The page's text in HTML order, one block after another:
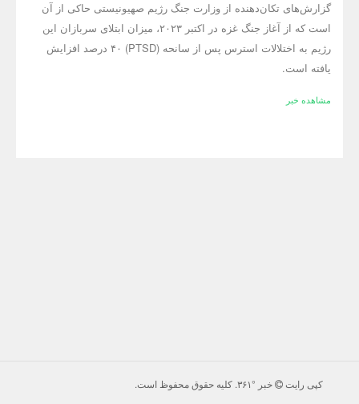
گزارش‌های تکان‌دهنده از وزارت جنگ رژیم صهیونیستی حاکی از آن
است که از آغاز جنگ غزه در اکتبر ۲۰۲۳، میزان ابتلای سربازان این
رژیم به اختلالات استرس پس از سانحه (PTSD) ۴۰ درصد افزایش
یافته است.
مشاهده خبر
کپی رایت خبر °۳۶۱ . كليه حقوق محفوظ است.